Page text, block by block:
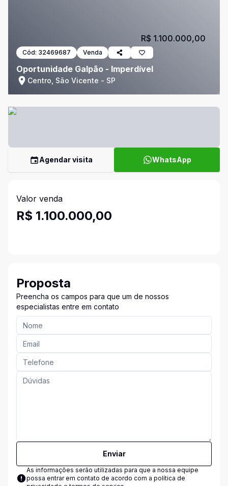
Cód: 32469687 Venda
Oportunidade Galpão - Imperdível
Centro, São Vicente - SP
R$ 1.100.000,00
Agendar visita WhatsApp
Valor venda
R$ 1.100.000,00
Proposta
Preencha os campos para que um de nossos
especialistas entre em contato
Enviar
As informações serão utilizadas para que a nossa equipe
possa entrar em contato de acordo com a política de